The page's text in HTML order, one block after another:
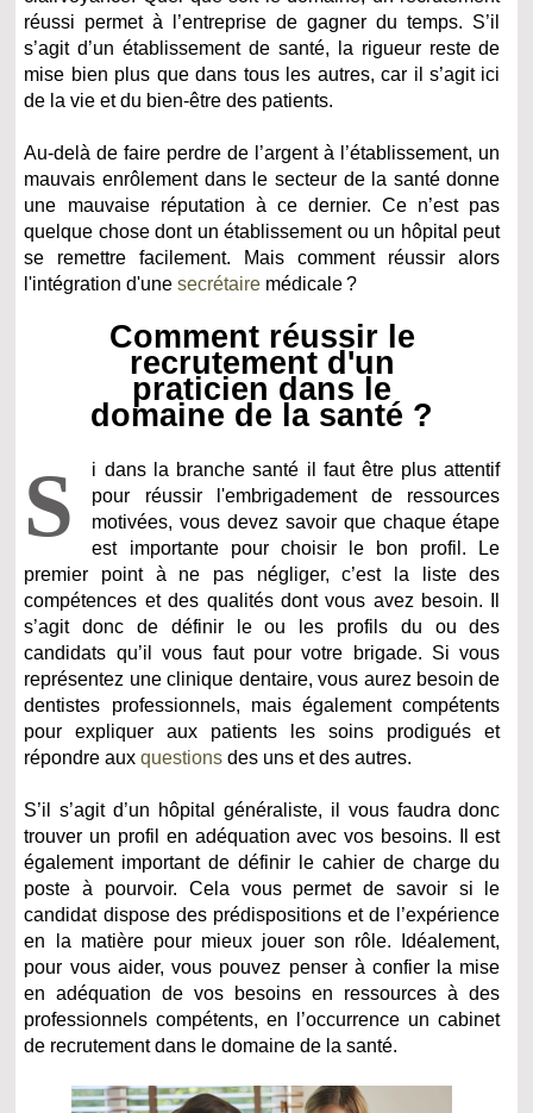
réussi permet à l’entreprise de gagner du temps. S’il
s’agit d’un établissement de santé, la rigueur reste de
mise bien plus que dans tous les autres, car il s’agit ici
de la vie et du bien-être des patients.
Au-delà de faire perdre de l’argent à l’établissement, un
mauvais enrôlement dans le secteur de la santé donne
une mauvaise réputation à ce dernier. Ce n’est pas
quelque chose dont un établissement ou un hôpital peut
se remettre facilement. Mais comment réussir alors
l'intégration d'unesecrétaire médicale ?
Comment réussir le
recrutement d'un
praticien dans le
domaine de la santé ?
S
i dans la branche santé il faut être plus attentif
pour réussir l'embrigadement de ressources
motivées, vous devez savoir que chaque étape
est importante pour choisir le bon profil. Le
premier point à ne pas négliger, c’est la liste des
compétences et des qualités dont vous avez besoin. Il
s’agit donc de définir le ou les profils du ou des
candidats qu’il vous faut pour votre brigade. Si vous
représentez une clinique dentaire, vous aurez besoin de
dentistes professionnels, mais également compétents
pour expliquer aux patients les soins prodigués et
répondre auxquestions des uns et des autres.
S’il s’agit d’un hôpital généraliste, il vous faudra donc
trouver un profil en adéquation avec vos besoins. Il est
également important de définir le cahier de charge du
poste à pourvoir. Cela vous permet de savoir si le
candidat dispose des prédispositions et de l’expérience
en la matière pour mieux jouer son rôle. Idéalement,
pour vous aider, vous pouvez penser à confier la mise
en adéquation de vos besoins en ressources à des
professionnels compétents, en l’occurrence un cabinet
de recrutement dans le domaine de la santé.